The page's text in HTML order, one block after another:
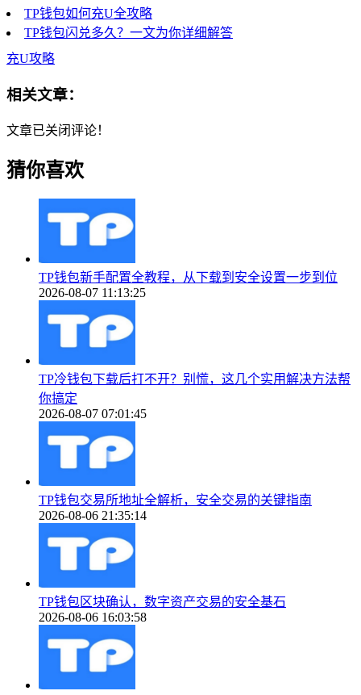
TP钱包如何充U全攻略
TP钱包闪兑多久？一文为你详细解答
充U攻略
相关文章：
文章已关闭评论！
猜你喜欢
TP钱包新手配置全教程，从下载到安全设置一步到位
2026-08-07 11:13:25
TP冷钱包下载后打不开？别慌，这几个实用解决方法帮
你搞定
2026-08-07 07:01:45
TP钱包交易所地址全解析，安全交易的关键指南
2026-08-06 21:35:14
TP钱包区块确认，数字资产交易的安全基石
2026-08-06 16:03:58